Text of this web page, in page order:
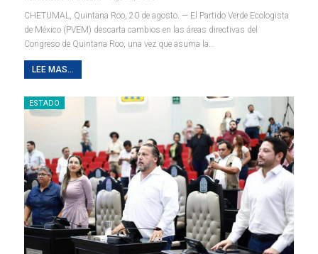
CHETUMAL, Quintana Roo, 20 de agosto. — El Partido Verde Ecologista
de México (PVEM) descarta cambios en las áreas directivas del
Congreso de Quintana Roo, una vez que asuma la…
LEE MAS...
ESTADO